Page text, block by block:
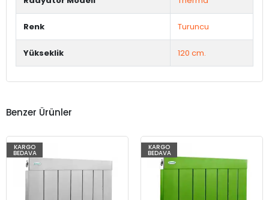
Renk Turuncu
Yükseklik 120 cm.
Benzer Ürünler
KARGO
BEDAVA
KARGO
BEDAVA